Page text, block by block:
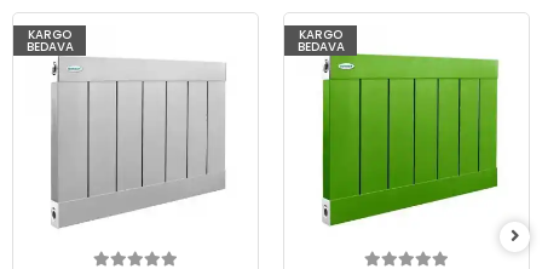
KARGO
BEDAVA
KARGO
BEDAVA